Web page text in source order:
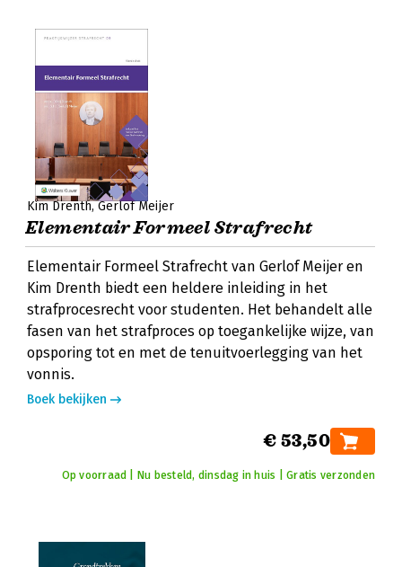
Kim Drenth Gerlof Meijer
Elementair Formeel Strafrecht
Elementair Formeel Strafrecht van Gerlof Meijer en
Kim Drenth biedt een heldere inleiding in het
strafprocesrecht voor studenten. Het behandelt alle
fasen van het strafproces op toegankelijke wijze, van
opsporing tot en met de tenuitvoerlegging van het
vonnis.
Boek bekijken
€ 53,50
Op voorraad | Nu besteld, dinsdag in huis | Gratis verzonden